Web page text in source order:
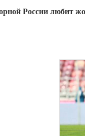
России любит